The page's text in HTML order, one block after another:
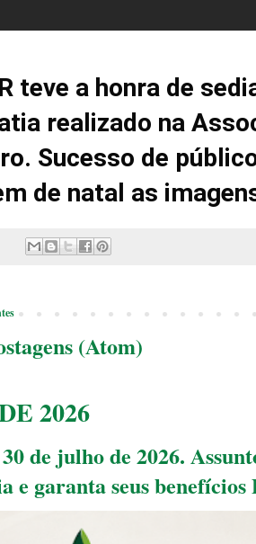
teve a honra de
realizado na
Sucesso de
de natal as
(Atom)
2026
de julho de 2026.
e garanta seus